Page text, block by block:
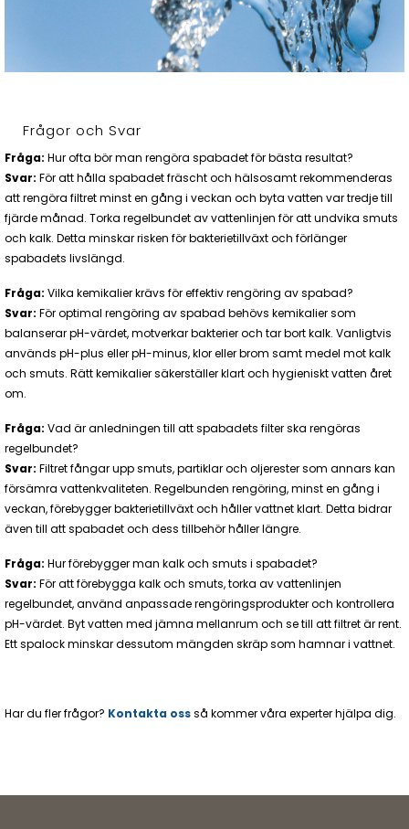
Frågor och Svar
Fråga: Hur ofta bör man rengöra spabadet för bästa resultat?
Svar: För att hålla spabadet fräscht och hälsosamt rekommenderas
att rengöra filtret minst en gång i veckan och byta vatten var tredje till
fjärde månad. Torka regelbundet av vattenlinjen för att undvika smuts
och kalk. Detta minskar risken för bakterietillväxt och förlänger
spabadets livslängd.
Fråga: Vilka kemikalier krävs för effektiv rengöring av spabad?
Svar: För optimal rengöring av spabad behövs kemikalier som
balanserar pH-värdet, motverkar bakterier och tar bort kalk. Vanligtvis
används pH-plus eller pH-minus, klor eller brom samt medel mot kalk
och smuts. Rätt kemikalier säkerställer klart och hygieniskt vatten året
om.
Fråga: Vad är anledningen till att spabadets filter ska rengöras
regelbundet?
Svar: Filtret fångar upp smuts, partiklar och oljerester som annars kan
försämra vattenkvaliteten. Regelbunden rengöring, minst en gång i
veckan, förebygger bakterietillväxt och håller vattnet klart. Detta bidrar
även till att spabadet och dess tillbehör håller längre.
Fråga: Hur förebygger man kalk och smuts i spabadet?
Svar: För att förebygga kalk och smuts, torka av vattenlinjen
regelbundet, använd anpassade rengöringsprodukter och kontrollera
pH-värdet. Byt vatten med jämna mellanrum och se till att filtret är rent.
Ett spalock minskar dessutom mängden skräp som hamnar i vattnet.
Har du fler frågor? Kontakta ossså kommer våra experter hjälpa dig.